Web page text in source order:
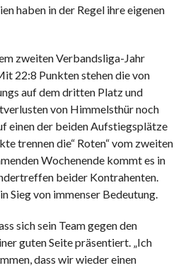
haben in der Regel ihre eigenen
zweiten Verbandsliga-Jahr
22:8 Punkten stehen die von
auf dem dritten Platz und
von Himmelsthür noch
einen der beiden Aufstiegsplätze
trennen die“ Roten“ vom zweiten
Wochenende kommt es in
beider Kontrahenten.
Sieg von immenser Bedeutung.
sich sein Team gegen den
guten Seite präsentiert. „Ich
dass wir wieder einen